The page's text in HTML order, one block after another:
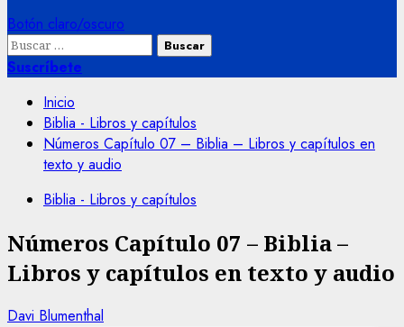
Botón claro/oscuro
Buscar:
Suscríbete
Inicio
Biblia - Libros y capítulos
Números Capítulo 07 – Biblia – Libros y capítulos en
texto y audio
Biblia - Libros y capítulos
Números Capítulo 07 – Biblia –
Libros y capítulos en texto y audio
Davi Blumenthal